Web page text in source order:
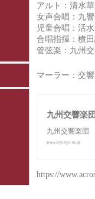
アルト：清水
女声合唱：九
児童合唱：活
合唱指揮：横
管弦楽： 九州
マーラー：交
九州交響楽団
九州交響楽団
www.kyukyo.or.jp
https://